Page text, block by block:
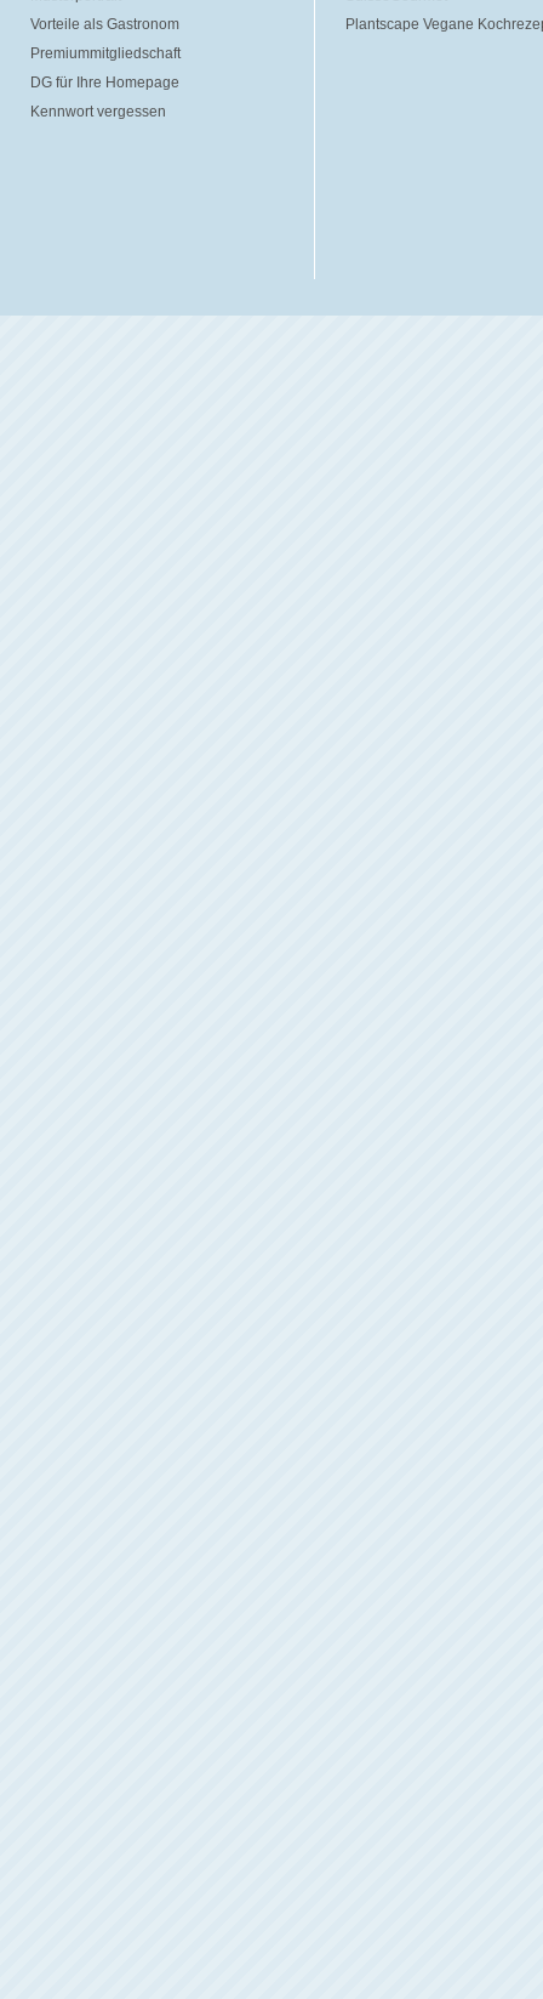
Vorteile als Gastronom
Premiummitgliedschaft
DG für Ihre Homepage
Kennwort vergessen
Plantscape Vegane